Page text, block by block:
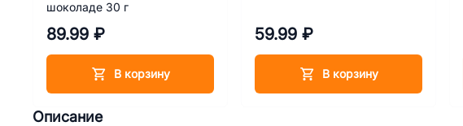
Описание
шоколаде 30 г
89.99 ₽
В корзину
59.99 ₽
В корзину